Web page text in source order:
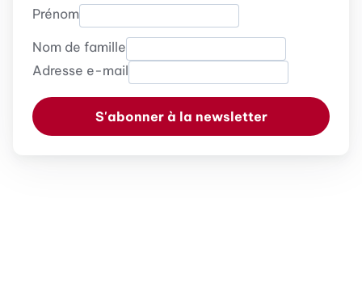
Prénom
Nom de famille
Adresse e-mail
S'abonner à la newsletter